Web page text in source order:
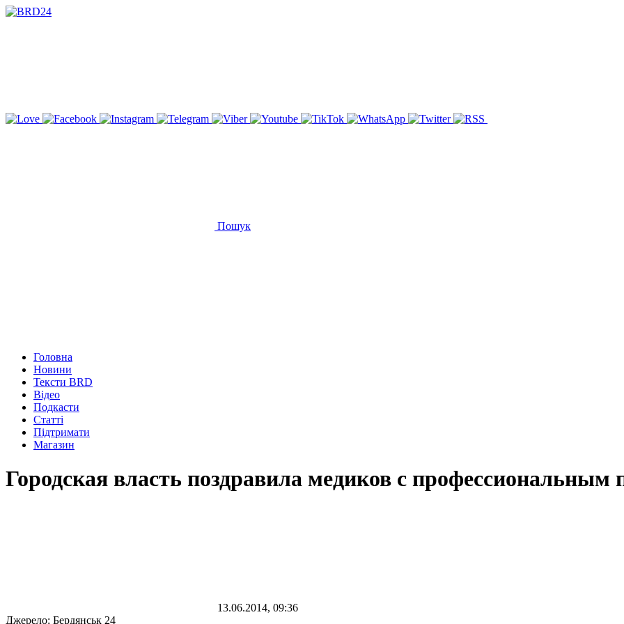
Пошук
Головна
Новини
Тексти BRD
Відео
Подкасти
Статті
Підтримати
Магазин
Городская власть поздравила медиков с профессиональным
13.06.2014, 09:36
Джерело: Бердянськ 24